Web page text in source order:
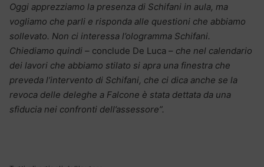
Oggi apprezziamo la presenza di Schifani in aula, ma
vogliamo che parli e risponda alle questioni che abbiamo
sollevato. Non ci interessa l’ologramma Schifani.
Chiediamo quindi – conclude De Luca – che nel calendario
dei lavori che abbiamo stilato si apra una finestra che
preveda l’intervento di Schifani, che ci dica anche se la
revoca delle deleghe a Falcone è stata dettata da una
sfiducia nei confronti dell’assessore”.